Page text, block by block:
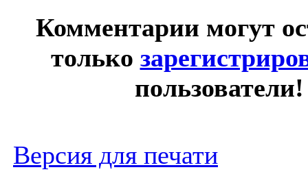
Комментарии могут
только
пользователи!
Версия для печати